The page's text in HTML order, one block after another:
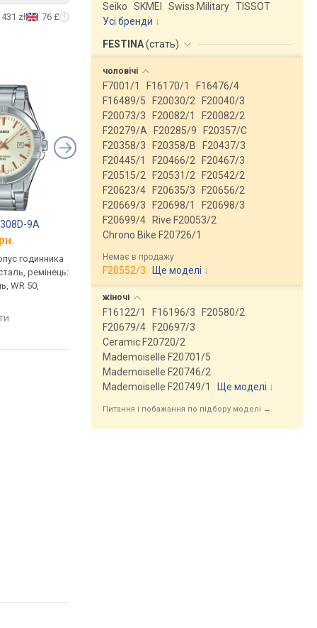
431 zł 76 £
9A
годинника
ремінець:
WR 50,
Casio MTP-1183G-7A
від 2 620 грн.
кварцові, корпус годинника
нержавіюча сталь, ремінець:
Японія
порівняти
Seiko
SKMEI Swiss Military TISSOT
Усі бренди
FESTINA(стать)
чоловічі
F7001/1 F16170/1
F16476/4
F16489/5
F20030/2
F20040/3
F20073/3
F20082/1
F20082/2
F20279/A
F20285/9
F20357/C
F20358/3
F20358/B
F20437/3
F20445/1
F20466/2
F20467/3
F20515/2
F20531/2
F20542/2
F20623/4
F20635/3
F20656/2
F20669/3
F20698/1
F20698/3
F20699/4
Rive F20053/2
Chrono Bike F20726/1
Немає в продажу
F20552/3 Ще моделі ↓
жіночі
F16122/1 F16196/3
F20580/2
F20679/4
F20697/3
Ceramic F20720/2
Mademoiselle F20701/5
Mademoiselle F20746/2
Mademoiselle F20749/1
Ще моделі ↓
Питання і побажання по підбору моделі →